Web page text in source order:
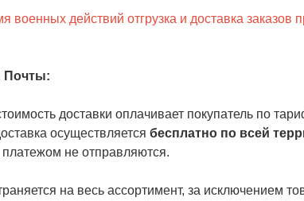
действий отгрузка и доставка
Почты:
доставки оплачивает покупатель по
осуществляется бесплатно по всей
не отправляются.
на весь ассортимент, за исключением